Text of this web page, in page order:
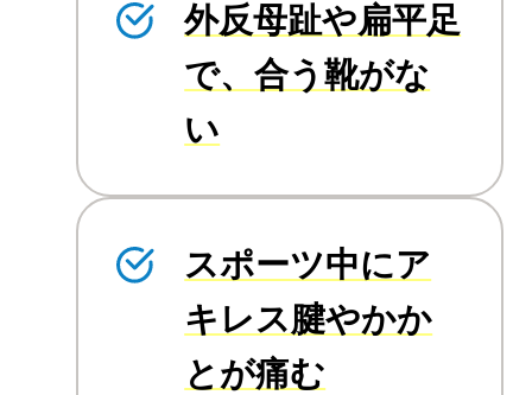
外反母趾や扁平足
で、合う靴がな
い
スポーツ中にア
キレス腱やかか
とが痛む